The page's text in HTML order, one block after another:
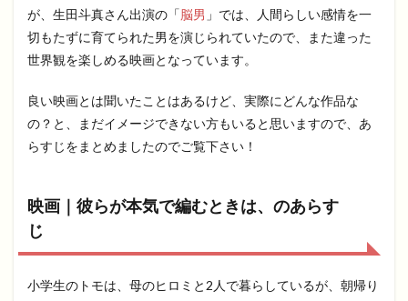
が、生田斗真さん出演の「脳男 」では、人間らしい感情を一
切もたずに育てられた男を演じられていたので、また違った
世界観を楽しめる映画となっています。
良い映画とは聞いたことはあるけど、実際にどんな作品な
の？と、まだイメージできない方もいると思いますので、あ
らすじをまとめましたのでご覧下さい！
映画｜彼らが本気で編むときは、のあらす
じ
小学生のトモは、母のヒロミと2人で暮らしているが、朝帰り